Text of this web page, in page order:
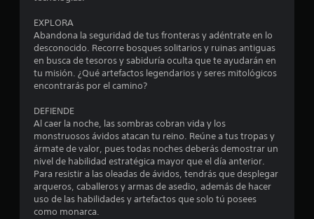
2
8
c
a
l
EXPLORA
Abandona la seguridad de tus fronteras y adéntrate en lo
desconocido. Recorre bosques solitarios y ruinas antiguas
en busca de tesoros y sabiduría oculta que te ayudarán en
tu misión. ¿Qué artefactos legendarios y seres mitológicos
encontrarás por el camino?
DEFIENDE
Al caer la noche, las sombras cobran vida y los
monstruosos ávidos atacan tu reino. Reúne a tus tropas y
ármate de valor, pues todas noches deberás demostrar un
nivel de habilidad estratégica mayor que el día anterior.
Para resistir a las oleadas de ávidos, tendrás que desplegar
arqueros, caballeros y armas de asedio, además de hacer
uso de las habilidades y artefactos que solo tú posees
como monarca.